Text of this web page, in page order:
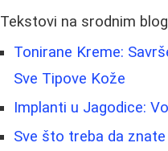
Tekstovi na srodnim
Tonirane Kreme:
Sve Tipove Kože
Implanti u Jagodice:
Sve što treba da